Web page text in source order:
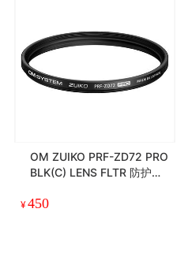
OM ZUIKO PRF-ZD72 PRO
BLK(C) LENS FLTR 防护滤
¥450